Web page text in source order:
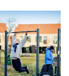
accessible,
De plus, un
à